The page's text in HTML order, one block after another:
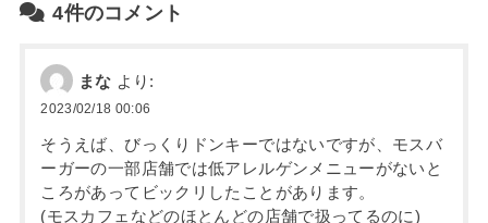
4件のコメント
まな より:
2023/02/18 00:06
そうえば、びっくりドンキーではないですが、モスバ
ーガーの一部店舗では低アレルゲンメニューがないと
ころがあってビックリしたことがあります。
(モスカフェなどのほとんどの店舗で扱ってるのに)